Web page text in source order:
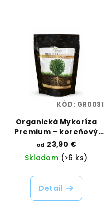
Organická Mykoríza
Premium – koreňový
booster s
Trichodermou |
Organics Nutrients |
od 23,90 €
Skladom (>6 ks)
Detail
KÓD: GR0031